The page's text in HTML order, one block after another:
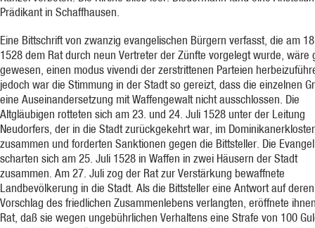
Prädikant in Schaffhausen.
Eine Bittschrift von zwanzig evangelischen Bürgern verfasst, die am
1528 dem Rat durch neun Vertreter der Zünfte vorgelegt wurde, wäre
gewesen, einen modus vivendi der zerstrittenen Parteien
jedoch war die Stimmung in der Stadt so gereizt, dass die einzelnen
eine Auseinandersetzung mit Waffengewalt nicht ausschlossen. Die
Altgläubigen rotteten sich am 23. und 24. Juli 1528 unter der Leitung
Neudorfers, der in die Stadt zurückgekehrt war, im Dominikanerkloster
zusammen und forderten Sanktionen gegen die Bittsteller. Die
scharten sich am 25. Juli 1528 in Waffen in zwei Häusern der Stadt
zusammen. Am 27. Juli zog der Rat zur Verstärkung bewaffnete
Landbevölkerung in die Stadt. Als die Bittsteller eine Antwort auf deren
Vorschlag des friedlichen Zusammenlebens verlangten, eröffnete
Rat, daß sie wegen ungebührlichen Verhaltens eine Strafe von 100